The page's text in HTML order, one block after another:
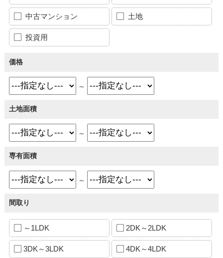
中古マンション 土地
投資用
価格
～
土地面積
～
専有面積
～
間取り
～1LDK 2DK～2LDK
3DK～3LDK 4DK～4LDK